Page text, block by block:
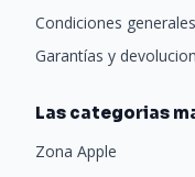
Condiciones generales
Garantías y
Las categorias
Zona Apple